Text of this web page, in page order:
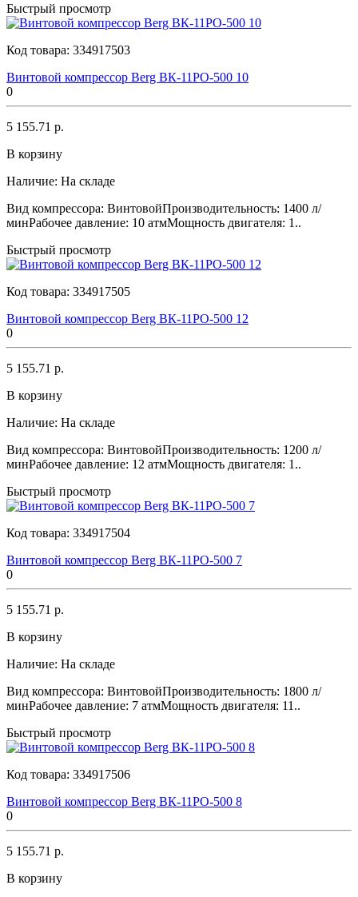
Быстрый просмотр
Код товара: 334917503
Винтовой компрессор Berg ВК-11РО-500 10
0
5 155.71 р.
В корзину
Наличие: На складе
Вид компрессора: ВинтовойПроизводительность: 1400 л/
минРабочее давление: 10 атмМощность двигателя: 1..
Быстрый просмотр
Код товара: 334917505
Винтовой компрессор Berg ВК-11РО-500 12
0
5 155.71 р.
В корзину
Наличие: На складе
Вид компрессора: ВинтовойПроизводительность: 1200 л/
минРабочее давление: 12 атмМощность двигателя: 1..
Быстрый просмотр
Код товара: 334917504
Винтовой компрессор Berg ВК-11РО-500 7
0
5 155.71 р.
В корзину
Наличие: На складе
Вид компрессора: ВинтовойПроизводительность: 1800 л/
минРабочее давление: 7 атмМощность двигателя: 11..
Быстрый просмотр
Код товара: 334917506
Винтовой компрессор Berg ВК-11РО-500 8
0
5 155.71 р.
В корзину